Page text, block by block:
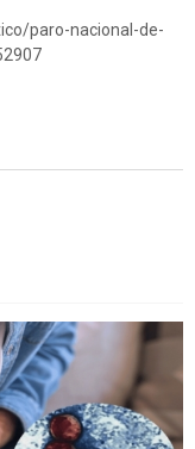
paro-nacional-de-